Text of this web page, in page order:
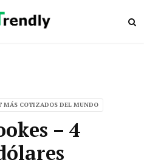
MÁS COTIZADOS DEL MUNDO
– 4